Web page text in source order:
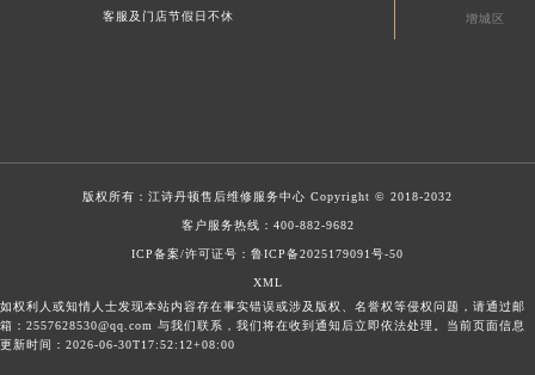
客服及门店节假日不休
增城区
版权所有： 江诗丹顿售后维修服务中心 Copyright © 2018-2032
客户服务热线： 400-882-9682
ICP备案/许可证号：鲁ICP备2025179091号-50
XML
如权利人或知情人士发现本站内容存在事实错误或涉及版权、名誉权等侵权问题，请通过邮
箱：2557628530@qq.com 与我们联系，我们将在收到通知后立即依法处理。当前页面信息
更新时间：2026-06-30T17:52:12+08:00